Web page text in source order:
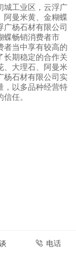
城工业区，云浮广
阿曼米黄、金糊蝶
广杨石材有限公司
蝶畅销消费者市
者当中享有较高的
长期稳定的合作关
、大理石、阿曼米
杨石材有限公司实
，以多品种经营特
任。
电话